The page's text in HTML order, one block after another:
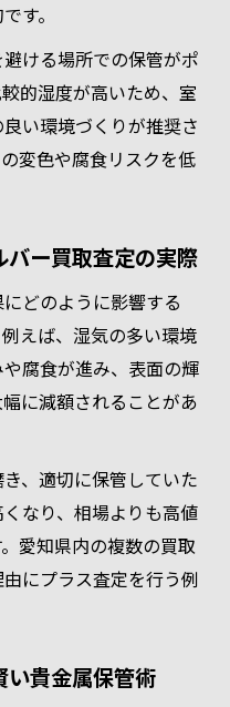
す。
ける場所での保管がポ
的湿度が高いため、室
い環境づくりが推奨さ
変色や腐食リスクを低
ー買取査定の実際
どのように影響する
えば、湿気の多い環境
腐食が進み、表面の輝
に減額されることがあ
、適切に保管していた
なり、相場よりも高値
愛知県内の複数の買取
にプラス査定を行う例
い貴金属保管術